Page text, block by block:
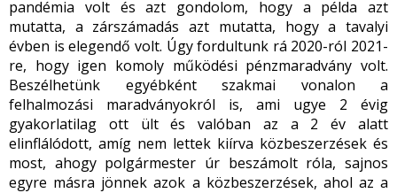
pandémia volt és azt gondolom, hogy a példa azt
mutatta, a zárszámadás azt mutatta, hogy a tavalyi
évben is elegendő volt. Úgy fordultunk rá 2020-ról 2021-
re, hogy igen komoly működési pénzmaradvány volt.
Beszélhetünk egyébként szakmai vonalon a
felhalmozási maradványokról is, ami ugye 2 évig
gyakorlatilag ott ült és valóban az a 2 év alatt
elinflálódott, amíg nem lettek kiírva közbeszerzések és
most, ahogy polgármester úr beszámolt róla, sajnos
egyre másra jönnek azok a közbeszerzések, ahol az a